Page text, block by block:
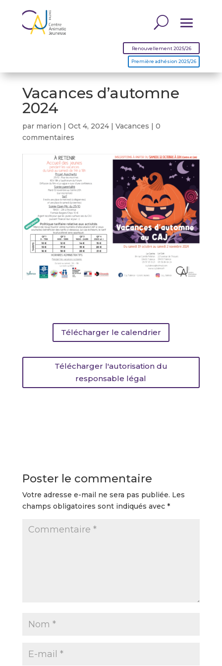
Renouvellement 2025/26
Première adhésion 2025/26
Vacances d’automne
2024
par marion | Oct 4, 2024| Vacances | 0
commentaires
Télécharger le calendrier
Télécharger l'autorisation du
responsable légal
Poster le commentaire
Votre adresse e-mail ne sera pas publiée. Les
champs obligatoires sont indiqués avec *